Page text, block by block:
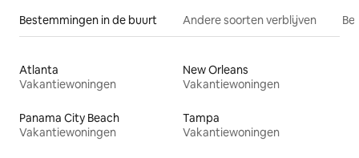
Bestemmingen in de buurt Andere soorten verblijven
Atlanta
Vakantiewoningen
New Orleans
Vakantiewoningen
Panama City Beach
Vakantiewoningen
Tampa
Vakantiewoningen